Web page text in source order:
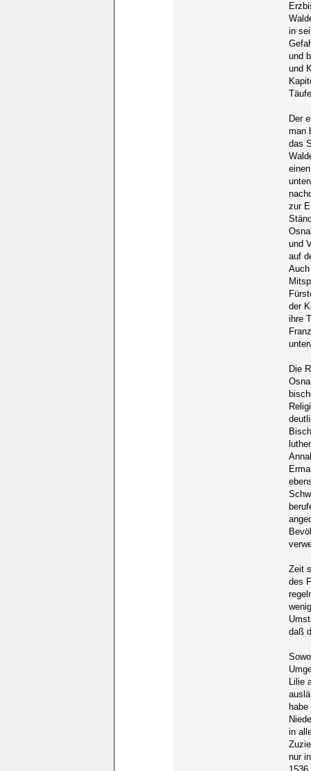
in
und
und
Der
man
das
zur
und
auf
der
ihre
Die
Zeit
des
daß
Lilie
in
nur